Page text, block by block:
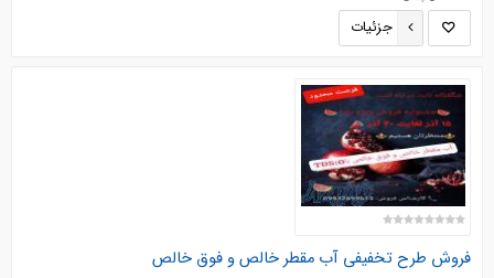
جزئیات
فروش طرح تخفیفی آب مقطر خالص و فوق خالص